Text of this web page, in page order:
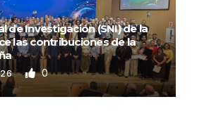
de Investigación (SNI) de la
las contribuciones de la
0